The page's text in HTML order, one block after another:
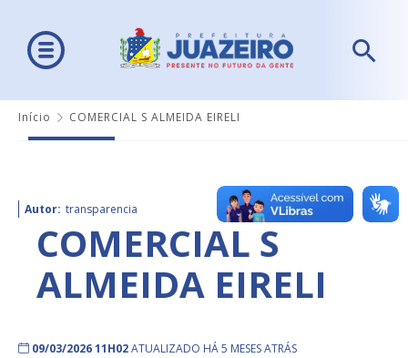
Início COMERCIAL S ALMEIDA EIRELI
Autor: transparencia
COMERCIAL S
ALMEIDA EIRELI
09/03/2026 11H02ATUALIZADO HÁ 5 MESES ATRÁS